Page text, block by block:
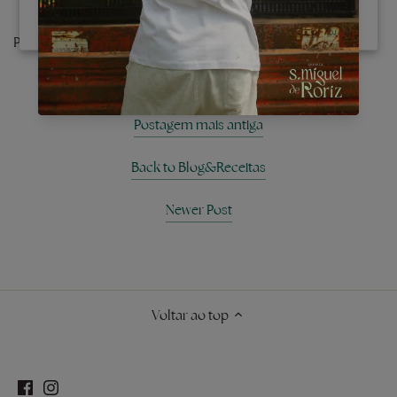
Gerir preferências
Partilha
Partilhe
no
facebook
Partilhe
no
Twitter
Partilhe
no
Pinterest
Postagem mais antiga
Back to Blog&Receitas
Newer Post
Voltar ao top